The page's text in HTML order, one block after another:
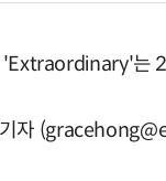
'Extraordinary'는
자